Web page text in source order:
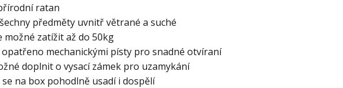
ratan
předměty uvnitř větrané a suché
zatížit až do 50kg
mechanickými písty pro snadné otvíraní
doplnit o vysací zámek pro uzamykání
na box pohodlně usadí i dospělí